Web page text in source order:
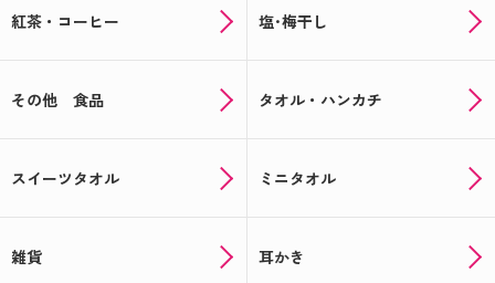
紅茶・コーヒー 塩･梅干し
その他 食品 タオル・ハンカチ
スイーツタオル ミニタオル
雑貨 耳かき